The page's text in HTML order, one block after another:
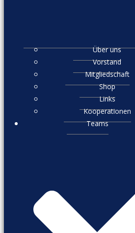
Über uns
Vorstand
Mitgliedschaft
Shop
Links
Kooperationen
Teams